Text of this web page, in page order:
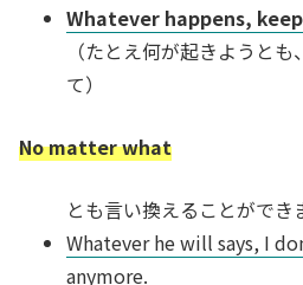
Whatever happens,
（たとえ何が起きようと
て）
No matter what
とも言い換えることができ
Whatever he will says, I
anymore.